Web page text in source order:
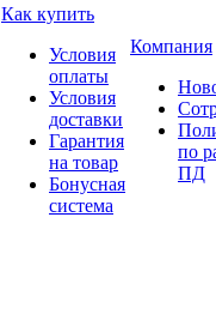
Как купить
Условия
оплаты
Условия
доставки
Гарантия
на товар
Бонусная
система
Компания
по
ПД